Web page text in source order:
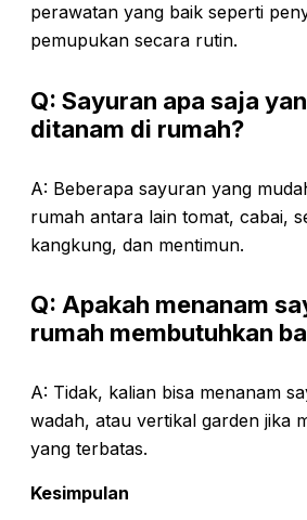
perawatan yang baik seperti
pemupukan secara rutin.
Q: Sayuran apa saja
ditanam di rumah?
A: Beberapa sayuran yang
rumah antara lain tomat, cabai,
kangkung, dan mentimun.
Q: Apakah menanam
rumah membutuhkan
A: Tidak, kalian bisa menanam
wadah, atau vertikal garden jika
yang terbatas.
Kesimpulan